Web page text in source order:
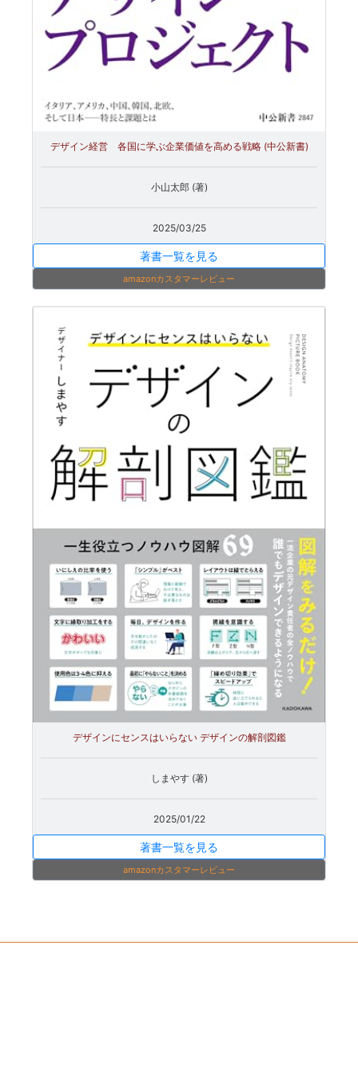
デザイン経営 各国に学ぶ企業価値を高める戦略 (中公新書)
小山太郎 (著)
2025/03/25
著書一覧を見る
amazonカスタマーレビュー
デザインにセンスはいらない デザインの解剖図鑑
しまやす (著)
2025/01/22
著書一覧を見る
amazonカスタマーレビュー